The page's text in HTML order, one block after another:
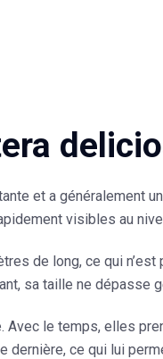
et a généralement
visibles au
de long, ce qui
sa taille ne dépasse
le temps, elles
dernière, ce qui lui